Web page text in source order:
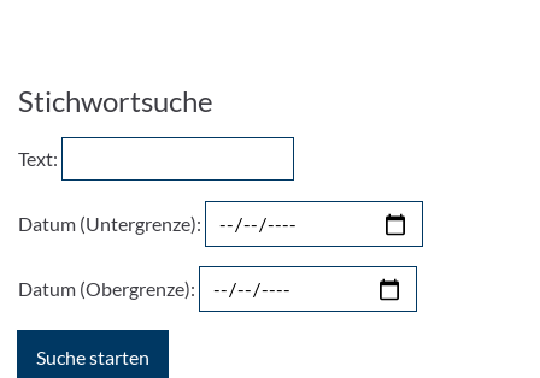
Stichwortsuche
Text:
Datum (Untergrenze):
Datum (Obergrenze):